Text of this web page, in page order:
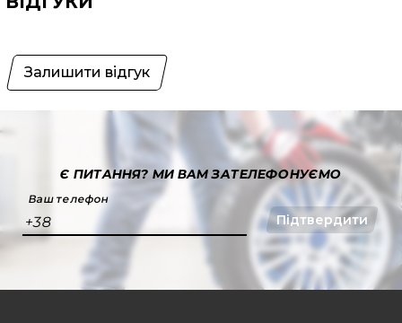
Залишити відгук
Є ПИТАННЯ?МИ ВАМ ЗАТЕЛЕФОНУЄМО
Ваш телефон
+38 Підтвердити